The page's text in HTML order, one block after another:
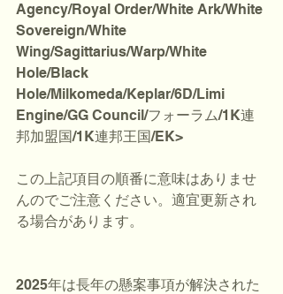
Agency/Royal Order/White Ark/White
Sovereign/White
Wing/Sagittarius/Warp/White
Hole/Black
Hole/Milkomeda/Keplar/6D/Limi
Engine/GG Council/フォーラム/1K連
邦加盟国/1K連邦王国/EK>
この上記項目の順番に意味はありませ
んのでご注意ください。適宜更新され
る場合があります。
2025年は長年の懸案事項が解決された